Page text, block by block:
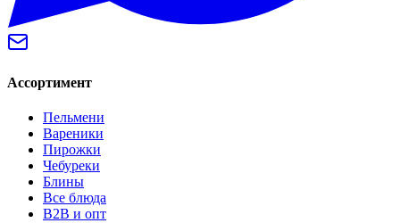
Ассортимент
Пельмени
Вареники
Пирожки
Чебуреки
Блины
Все блюда
B2B и опт